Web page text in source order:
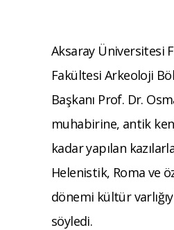
Aksaray Üniversitesi
Fakültesi Arkeoloji
Başkanı Prof. Dr.
muhabirine, antik
kadar yapılan
Helenistik, Roma ve
dönemi kültür
söyledi.